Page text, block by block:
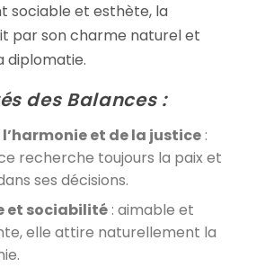
sociable et esthète, la
par son charme naturel et
diplomatie.
des Balances :
l’harmonie et de la justice :
recherche toujours la paix et
ses décisions.
et sociabilité : aimable et
elle attire naturellement la